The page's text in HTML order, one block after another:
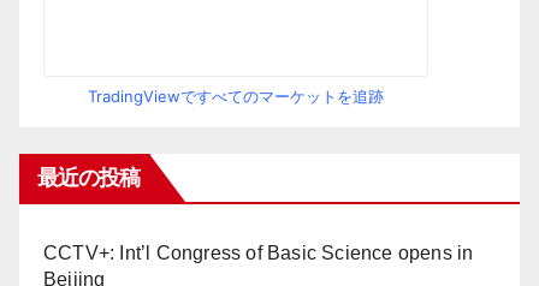
TradingViewですべてのマーケットを追跡
最近の投稿
CCTV+: Int’l Congress of Basic Science opens in
Beijing